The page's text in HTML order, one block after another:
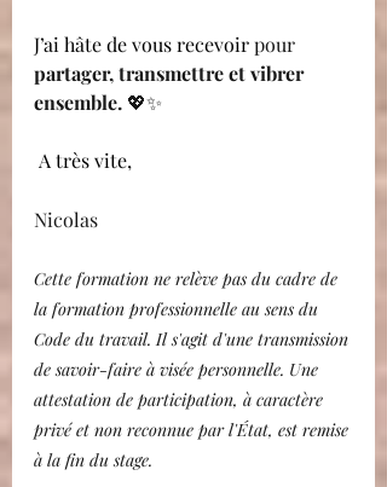
J’ai hâte de vous recevoir pour
partager, transmettre et vibrer
ensemble. 💖✨
A très vite,
Nicolas
Cette formation ne relève pas du cadre de
la formation professionnelle au sens du
Code du travail. Il s'agit d'une transmission
de savoir-faire à visée personnelle. Une
attestation de participation, à caractère
privé et non reconnue par l'État, est remise
à la fin du stage.